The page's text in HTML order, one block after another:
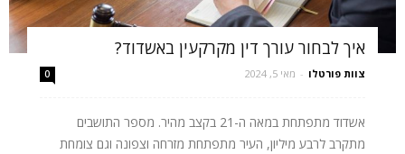
איך לבחור עורך דין מקרקעין באשדוד?
צוות פורטלו - מאי 5, 2024 0
אשדוד מתפתחת במאה ה-21 בקצב מהיר. מספר התושבים
מתקרב לרבע מיליון, העיר מתפתחת מזרחה וצפונה וגם צומחת